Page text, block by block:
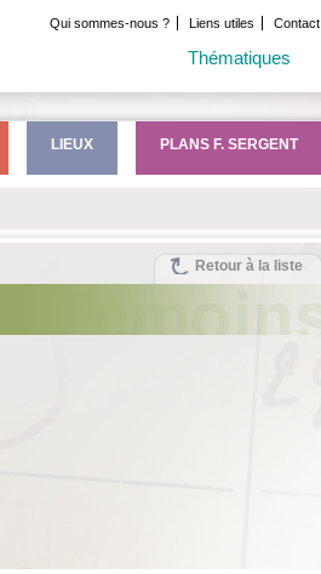
Qui sommes-nous ? Liens utiles Contact
Thématiques
Retour à la liste
LIEUX PLANS F. SERGENT